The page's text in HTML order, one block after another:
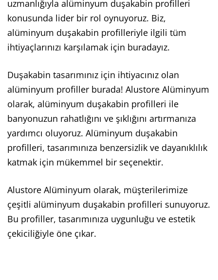
uzmanlığıyla alüminyum duşakabin profilleri
konusunda lider bir rol oynuyoruz. Biz,
alüminyum duşakabin profilleriyle ilgili tüm
ihtiyaçlarınızı karşılamak için buradayız.
Duşakabin tasarımınız için ihtiyacınız olan
alüminyum profiller burada! Alustore Alüminyum
olarak, alüminyum duşakabin profilleri ile
banyonuzun rahatlığını ve şıklığını artırmanıza
yardımcı oluyoruz. Alüminyum duşakabin
profilleri, tasarımınıza benzersizlik ve dayanıklılık
katmak için mükemmel bir seçenektir.
Alustore Alüminyum olarak, müşterilerimize
çeşitli alüminyum duşakabin profilleri sunuyoruz.
Bu profiller, tasarımınıza uygunluğu ve estetik
çekiciliğiyle öne çıkar.